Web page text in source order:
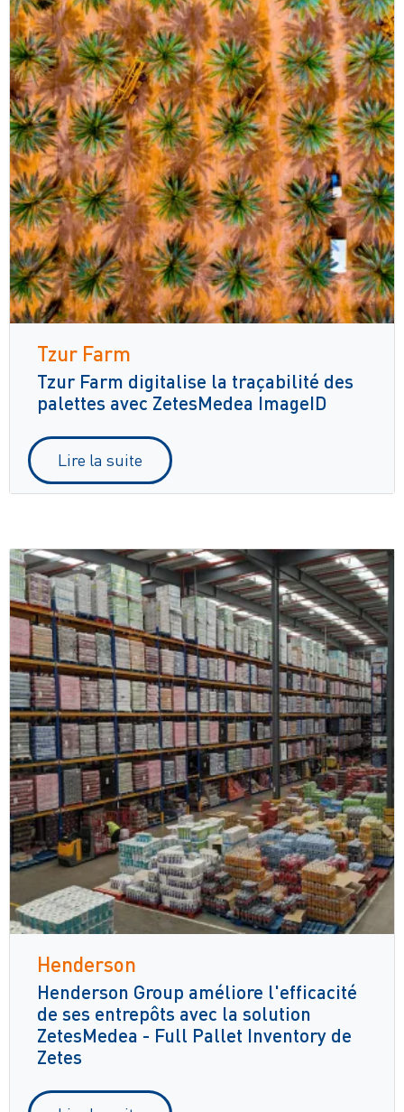
Tzur Farm
Tzur Farm digitalise la traçabilité des
palettes avec ZetesMedea ImageID
Lire la suite
Henderson
Henderson Group améliore l'efficacité
de ses entrepôts avec la solution
ZetesMedea - Full Pallet Inventory de
Zetes